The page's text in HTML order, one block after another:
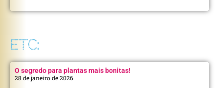
ETC:
O segredo para plantas mais bonitas!
28 de janeiro de 2026